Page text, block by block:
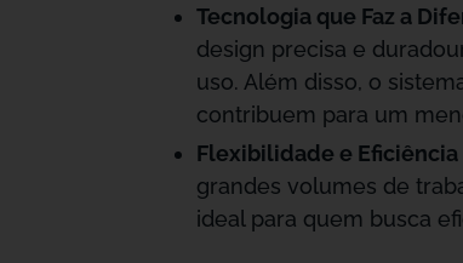
Tecnologia que Faz a
design precisa e
uso. Além disso, o
contribuem para um
Flexibilidade e Eficiência
grandes volumes de
ideal para quem busca